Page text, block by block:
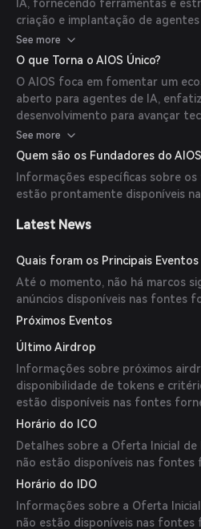
IA, fornecendo ferramentas e
criação e implantação de
ecossistema de código aberto. (
See more
O que Torna o AIOS Único?
O AIOS foca em fomentar um
aberto para agentes de IA,
desenvolvimento para avançar
possam operar de forma
(cryptorank.io)
See more
Quem são os Fundadores do
Informações específicas sobre
estão prontamente disponíveis
Latest News
Quais foram os Principais Eventos
Até o momento, não há marcos
anúncios disponíveis nas fontes
Próximos Eventos
Último Airdrop
Informações sobre próximos
disponibilidade de tokens e
estão disponíveis nas fontes
Horário do ICO
Detalhes sobre a Oferta Inicial de
não estão disponíveis nas fontes
Horário do IDO
Informações sobre a Oferta
não estão disponíveis nas fontes